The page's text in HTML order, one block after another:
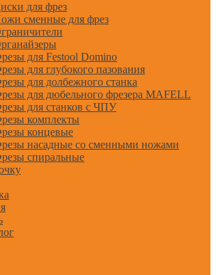
для фрез
сменные для фрез
для Festool Domino
для глубокого пазования
для долбежного станка
для дюбельного фрезера MAFELL
для станков с ЧПУ
комплекты
концевые
насадные со сменными ножами
спиральные